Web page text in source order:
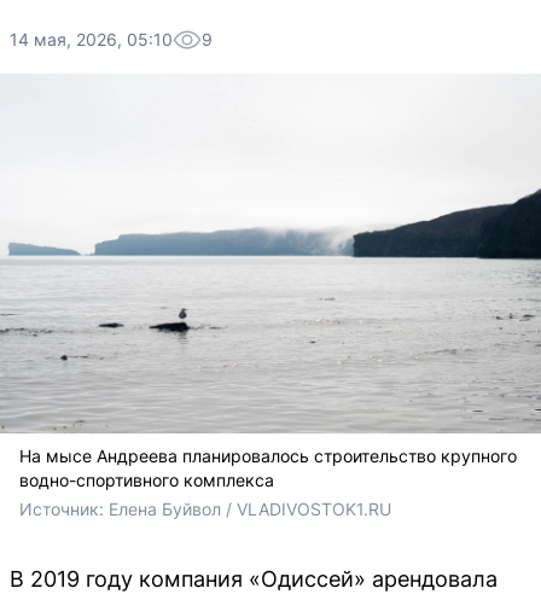
14 мая, 2026, 05:10 9
На мысе Андреева планировалось строительство крупного
водно-спортивного комплекса
Источник: Елена Буйвол / VLADIVOSTOK1.RU
В 2019 году компания «Одиссей» арендовала